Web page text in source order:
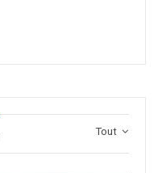
Tout